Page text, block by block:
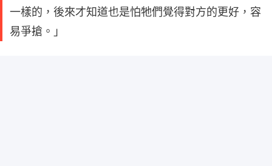
一樣的，後來才知道也是怕牠們覺得對方的更好，容
易爭搶。」